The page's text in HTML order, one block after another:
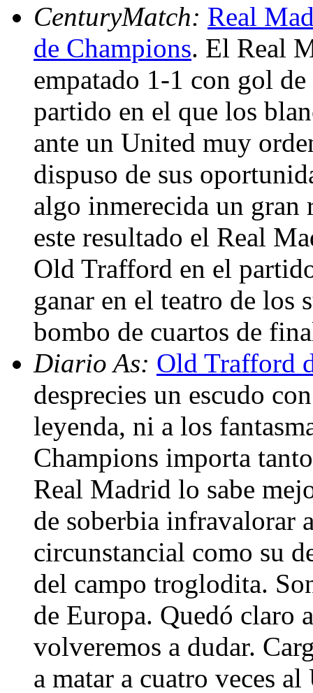
CenturyMatch: Real
de Champions. El Real
empatado 1-1 con gol
partido en el que los
ante un United muy
dispuso de sus
algo inmerecida un gran
este resultado el Real
Old Trafford en el
ganar en el teatro de los
bombo de cuartos de
Diario As: Old Trafford
desprecies un escudo
leyenda, ni a los
Champions importa
Real Madrid lo sabe
de soberbia infravalorar
circunstancial como su
del campo troglodita.
de Europa. Quedó claro
volveremos a dudar.
a matar a cuatro veces